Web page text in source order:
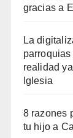
gracias a
La
realidad
Iglesia
8 razones
tu hijo a